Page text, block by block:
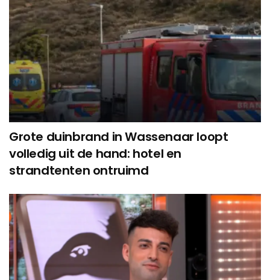
Grote duinbrand in Wassenaar loopt
volledig uit de hand: hotel en
strandtenten ontruimd